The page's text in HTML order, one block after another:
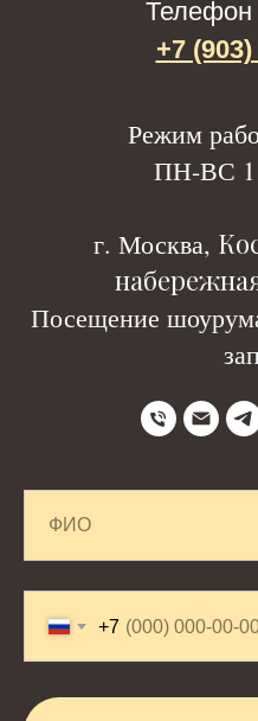
Телефон
+7
Режим
ПН-ВС
г. Москва,
Посещение
+7